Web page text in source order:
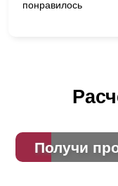
понравилось
Получи